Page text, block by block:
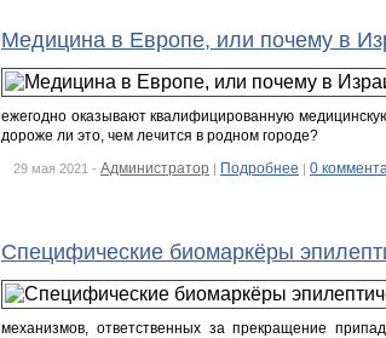
Медицина в Европе, или почему в
ежегодно оказывают квалифицированную
дороже ли это, чем лечится в родном городе?
29 мая 2021 - Администратор | Подробнее | 0
Специфические биомаркёры
механизмов, ответственных за прекращение